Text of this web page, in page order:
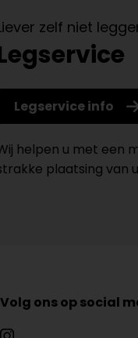
zelf niet
Legservice info
helpen u met een
plaatsing van
Volg ons op social